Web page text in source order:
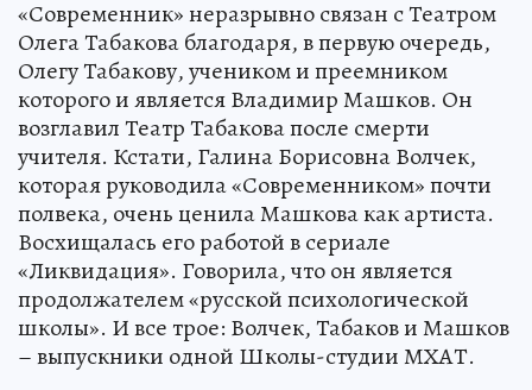
«Современник» неразрывно связан с Театром
Олега Табакова благодаря, в первую очередь,
Олегу Табакову, учеником и преемником
которого и является Владимир Машков. Он
возглавил Театр Табакова после смерти
учителя. Кстати, Галина Борисовна Волчек,
которая руководила «Современником» почти
полвека, очень ценила Машкова как артиста.
Восхищалась его работой в сериале
«Ликвидация». Говорила, что он является
продолжателем «русской психологической
школы». И все трое: Волчек, Табаков и Машков
– выпускники одной Школы-студии МХАТ.